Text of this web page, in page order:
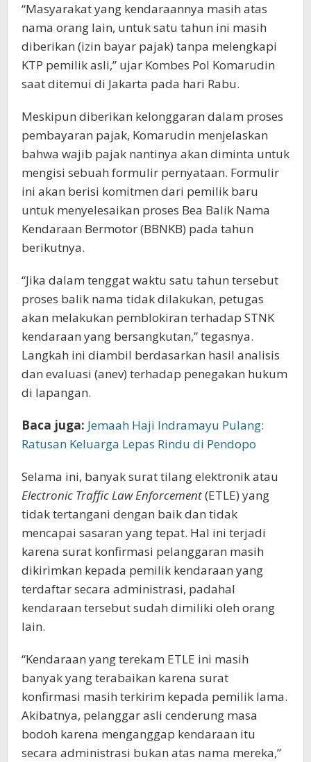
“Masyarakat yang kendaraannya masih atas
nama orang lain, untuk satu tahun ini masih
diberikan (izin bayar pajak) tanpa melengkapi
KTP pemilik asli,” ujar Kombes Pol Komarudin
saat ditemui di Jakarta pada hari Rabu.
Meskipun diberikan kelonggaran dalam proses
pembayaran pajak, Komarudin menjelaskan
bahwa wajib pajak nantinya akan diminta untuk
mengisi sebuah formulir pernyataan. Formulir
ini akan berisi komitmen dari pemilik baru
untuk menyelesaikan proses Bea Balik Nama
Kendaraan Bermotor (BBNKB) pada tahun
berikutnya.
“Jika dalam tenggat waktu satu tahun tersebut
proses balik nama tidak dilakukan, petugas
akan melakukan pemblokiran terhadap STNK
kendaraan yang bersangkutan,” tegasnya.
Langkah ini diambil berdasarkan hasil analisis
dan evaluasi (anev) terhadap penegakan hukum
di lapangan.
Baca juga: Jemaah Haji Indramayu Pulang:
Ratusan Keluarga Lepas Rindu di Pendopo
Selama ini, banyak surat tilang elektronik atau
Electronic Traffic Law Enforcement(ETLE) yang
tidak tertangani dengan baik dan tidak
mencapai sasaran yang tepat. Hal ini terjadi
karena surat konfirmasi pelanggaran masih
dikirimkan kepada pemilik kendaraan yang
terdaftar secara administrasi, padahal
kendaraan tersebut sudah dimiliki oleh orang
lain.
“Kendaraan yang terekam ETLE ini masih
banyak yang terabaikan karena surat
konfirmasi masih terkirim kepada pemilik lama.
Akibatnya, pelanggar asli cenderung masa
bodoh karena menganggap kendaraan itu
secara administrasi bukan atas nama mereka,”